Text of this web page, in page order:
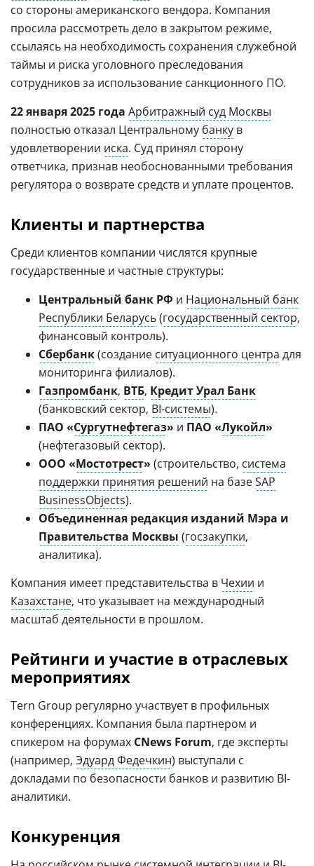
со стороны американского вендора. Компания
просила рассмотреть дело в закрытом режиме,
ссылаясь на необходимость сохранения служебной
таймы и риска уголовного преследования
сотрудников за использование санкционного ПО.
22 января 2025 года Арбитражный суд Москвы
полностью отказал Центральному банку в
удовлетворении иска. Суд принял сторону
ответчика, признав необоснованными требования
регулятора о возврате средств и уплате процентов.
Клиенты и партнерства
Среди клиентов компании числятся крупные
государственные и частные структуры:
Центральный банк РФ и Национальный банк
Республики Беларусь(государственный сектор,
финансовый контроль).
Сбербанк(создание ситуационного центра для
мониторинга филиалов).
Газпромбанк, ВТБ, Кредит Урал Банк
(банковский сектор, BI-системы).
ПАО «Сургутнефтегаз» и ПАО «Лукойл»
(нефтегазовый сектор).
ООО «Мостотрест» (строительство, система
поддержки принятия решений на базеSAP
BusinessObjects).
Объединенная редакция изданий Мэра и
Правительства Москвы (госзакупки,
аналитика).
Компания имеет представительства в Чехии и
Казахстане, что указывает на международный
масштаб деятельности в прошлом.
Рейтинги и участие в отраслевых
мероприятиях
Tern Group регулярно участвует в профильных
конференциях. Компания была партнером и
спикером на форумах CNews Forum, где эксперты
(например, Эдуард Федечкин) выступали с
докладами по безопасности банков и развитию BI-
аналитики.
Конкуренция